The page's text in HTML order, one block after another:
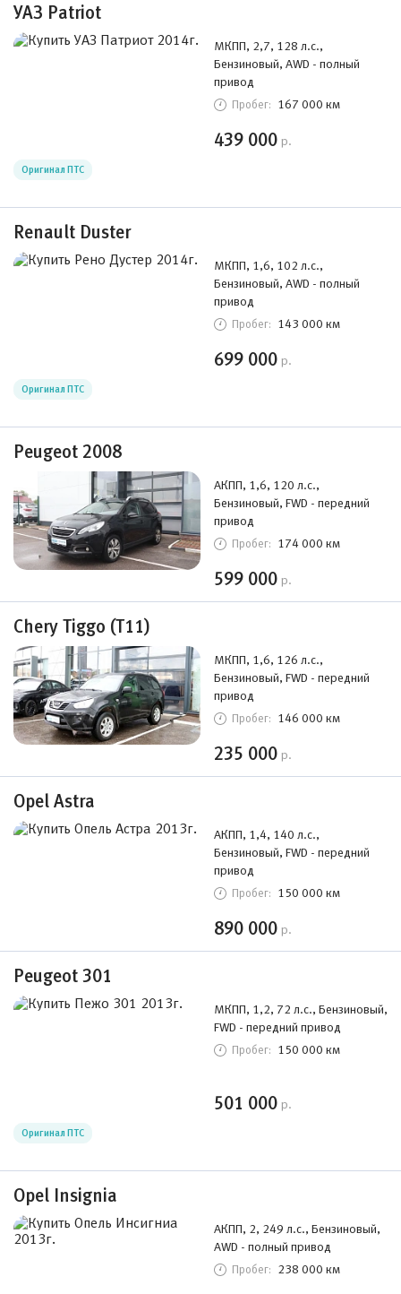
УАЗ Patriot
МКПП, 2,7, 128 л.с.,
Бензиновый, AWD - полный
привод
Пробег: 167 000 км
439 000 р.
Оригинал ПТС
Renault Duster
МКПП, 1,6, 102 л.с.,
Бензиновый, AWD - полный
привод
Пробег: 143 000 км
699 000 р.
Оригинал ПТС
Peugeot 2008
АКПП, 1,6, 120 л.с.,
Бензиновый, FWD - передний
привод
Пробег: 174 000 км
599 000 р.
Chery Tiggo (T11)
МКПП, 1,6, 126 л.с.,
Бензиновый, FWD - передний
привод
Пробег: 146 000 км
235 000 р.
Opel Astra
АКПП, 1,4, 140 л.с.,
Бензиновый, FWD - передний
привод
Пробег: 150 000 км
890 000 р.
Peugeot 301
МКПП, 1,2, 72 л.с., Бензиновый,
FWD - передний привод
Пробег: 150 000 км
501 000 р.
Оригинал ПТС
Opel Insignia
АКПП, 2, 249 л.с., Бензиновый,
AWD - полный привод
Пробег: 238 000 км